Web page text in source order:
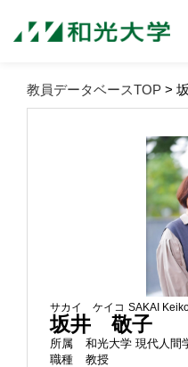
教員データベースTOP >
サカイ ケイコ SAKAI
坂井 敬子
所属
和光大学 現代人間
職種
教授